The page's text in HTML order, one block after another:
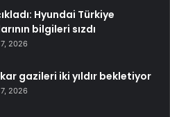
Hyundai Türkiye
bilgileri sızdı
2026
gazileri iki yıldır bekletiyor
2026